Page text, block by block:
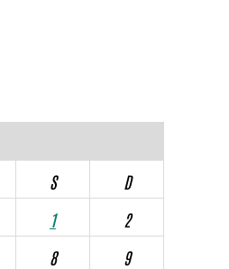
S
D
1
2
8
9